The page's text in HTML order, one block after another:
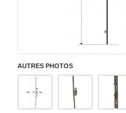
AUTRES PHOTOS